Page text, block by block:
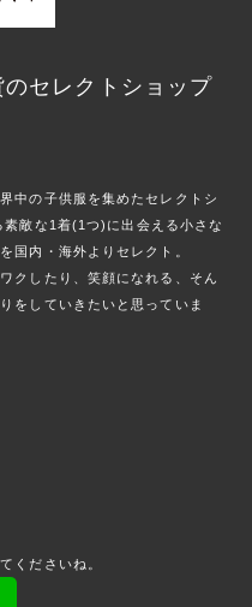
セレクトショップ
中の子供服を集めたセレクトシ
敵な1着(1つ)に出会える小さな
国内・海外よりセレクト。
クしたり、笑顔になれる、そん
をしていきたいと思っていま
くださいね。